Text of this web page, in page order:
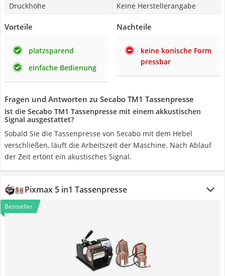
Druckhöhe
Keine Herstellerangabe
Vorteile
platzsparend
einfache Bedienung
Nachteile
keine konische Form
pressbar
Fragen und Antworten zu Secabo TM1 Tassenpresse
Ist die Secabo TM1 Tassenpresse mit einem akkustischen
Signal ausgestattet?
Sobald Sie die Tassenpresse von Secabo mit dem Hebel
verschließen, läuft die Arbeitszeit der Maschine. Nach Ablauf
der Zeit ertönt ein akustisches Signal.
Pixmax 5 in1 Tassenpresse
Bestseller